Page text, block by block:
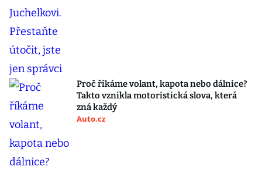
Proč říkáme volant, kapota nebo dálnice?
Takto vznikla motoristická slova, která
zná každý
Auto.cz